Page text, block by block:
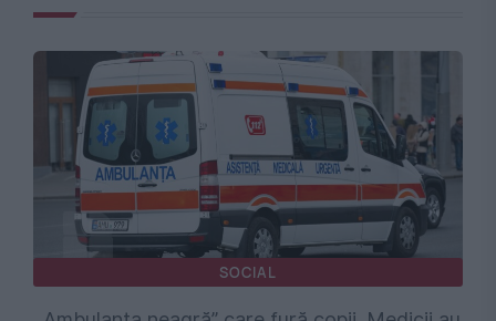
SOCIAL